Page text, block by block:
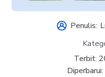
Penulis:
Terbit:
Diperbarui: